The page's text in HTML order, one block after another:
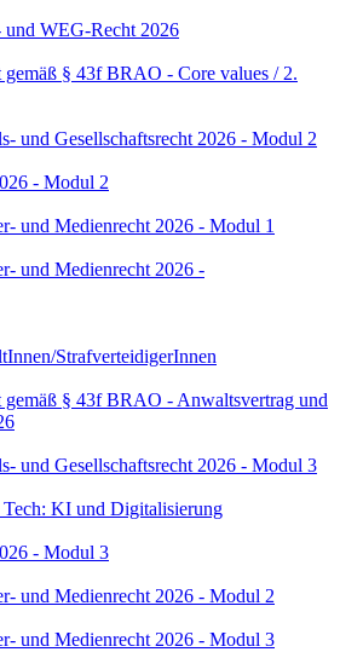
und WEG-Recht 2026
§ 43f BRAO - Core values / 2.
und Gesellschaftsrecht 2026 - Modul 2
- Modul 2
und Medienrecht 2026 - Modul 1
und Medienrecht 2026 -
StrafverteidigerInnen
§ 43f BRAO - Anwaltsvertrag und
und Gesellschaftsrecht 2026 - Modul 3
KI und Digitalisierung
- Modul 3
und Medienrecht 2026 - Modul 2
und Medienrecht 2026 - Modul 3